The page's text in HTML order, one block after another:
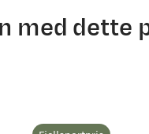
med dette